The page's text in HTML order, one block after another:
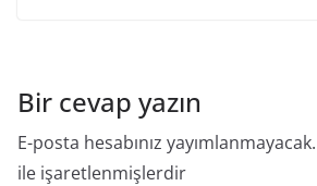
Bir cevap yazın
E-posta hesabınız yayımlanmayacak.
ile işaretlenmişlerdir